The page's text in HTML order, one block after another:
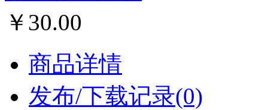
￥30.00
商品详情
发布/下载记录(0)